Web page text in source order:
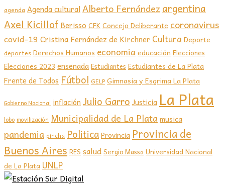
agenda Agenda culturalAlberto Fernández argentina
Axel Kicillof Berisso CFKConcejo Deliberante coronavirus
covid-19 Cristina Fernández de Kirchner Cultura Deporte
deportes Derechos Humanos economia educación Elecciones
Elecciones 2023 ensenada Estudiantes Estudiantes de La Plata
Frente de Todos Fútbol GELP Gimnasia y Esgrima La Plata
Gobierno Nacional inflación Julio Garro Justicia La Plata
lobo movilización Municipalidad de La Plata musica
pandemia pincha PoliticaProvincia Provincia de
Buenos Aires RES saludSergio MassaUniversidad Nacional
de La Plata UNLP